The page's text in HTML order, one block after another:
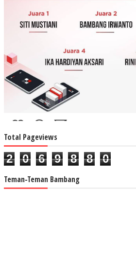
Total Pageviews
2 0 6 9 8 8 0
Teman-Teman Bambang